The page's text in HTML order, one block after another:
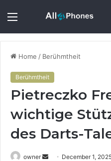
Menu
Home / Berühmtheit
Berühmtheit
Pietreczko
wichtige
des Darts-
owner
Send December 1,